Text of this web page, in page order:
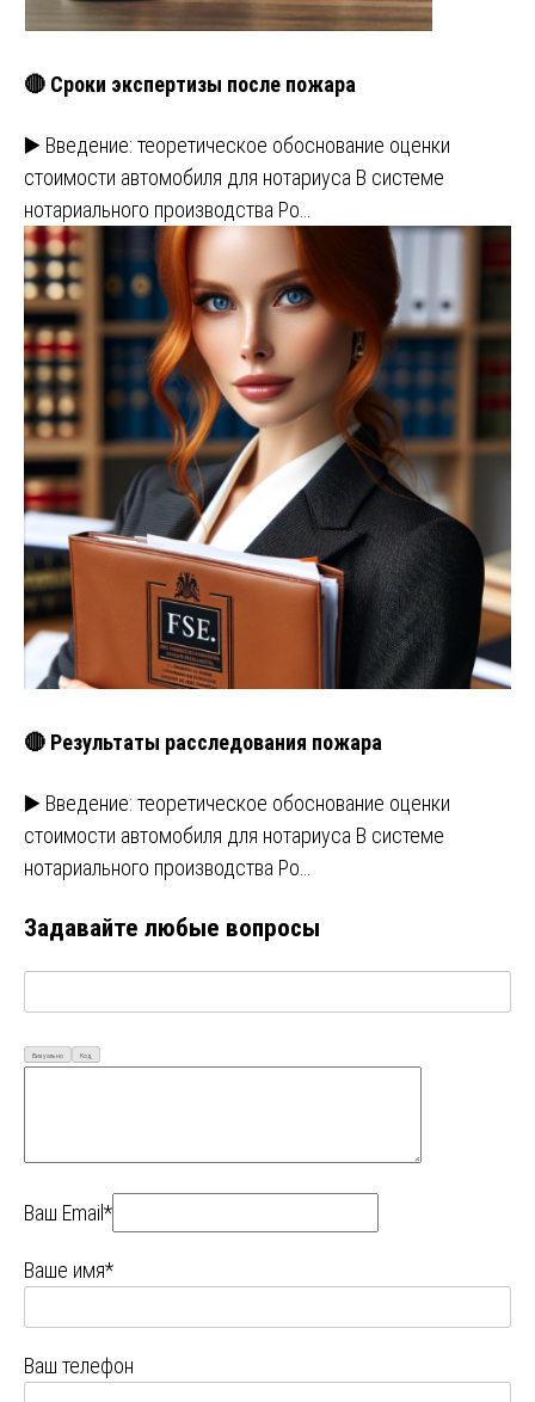
🔴 Сроки экспертизы после пожара
▶️ Введение: теоретическое обоснование оценки
стоимости автомобиля для нотариуса В системе
нотариального производства Ро…
🔴 Результаты расследования пожара
▶️ Введение: теоретическое обоснование оценки
стоимости автомобиля для нотариуса В системе
нотариального производства Ро…
Задавайте любые вопросы
Визуально Код
Ваш Email*
Ваше имя*
Ваш телефон